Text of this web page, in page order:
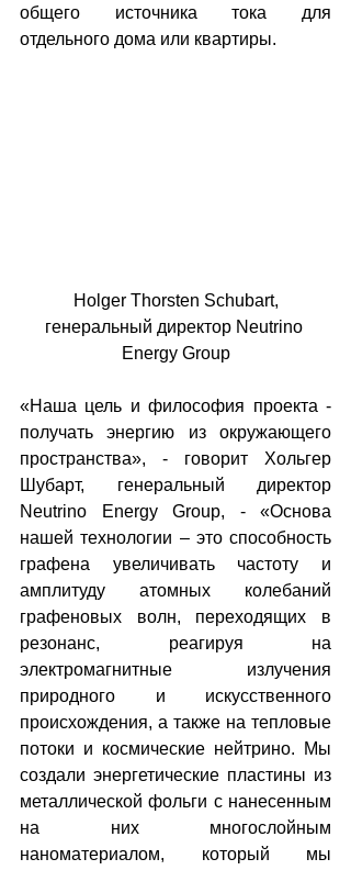
общего источника тока для
отдельного дома или квартиры.
генеральный директор Neutrino
Energy Group
«Наша цель и философия проекта -
получать энергию из окружающего
пространства», - говорит Хольгер
Шубарт, генеральный директор
Neutrino Energy Group, - «Основа
нашей технологии – это способность
графена увеличивать частоту и
амплитуду атомных колебаний
графеновых волн, переходящих в
резонанс, реагируя на
электромагнитные излучения
природного и искусственного
происхождения, а также на тепловые
потоки и космические нейтрино. Мы
создали энергетические пластины из
металлической фольги с нанесенным
на них многослойным
наноматериалом, который мы